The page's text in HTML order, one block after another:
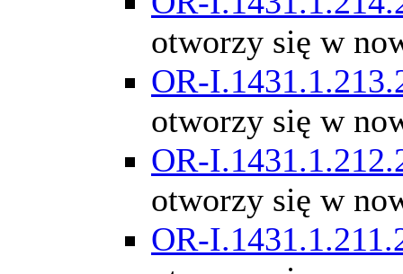
otworzy się w
OR-
otworzy się w
OR-
otworzy się w
OR-